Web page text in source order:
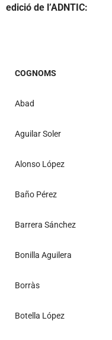
edició de l’ADNTIC:
COGNOMS
Abad
Aguilar Soler
Alonso López
Baño Pérez
Barrera Sánchez
Bonilla Aguilera
Borràs
Botella López